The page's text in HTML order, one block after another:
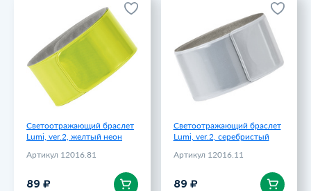
Светоотражающий браслет
Lumi, ver.2, желтый неон
Артикул 12016.81
89 ₽
Светоотражающий браслет
Lumi, ver.2, желтый неон
Артикул 12016.81
89 ₽
Светоотражающий браслет
Lumi, ver.2, серебристый
Артикул 12016.11
89 ₽
Светоотражающий браслет
Lumi, ver.2, серебристый
Артикул 12016.11
89 ₽